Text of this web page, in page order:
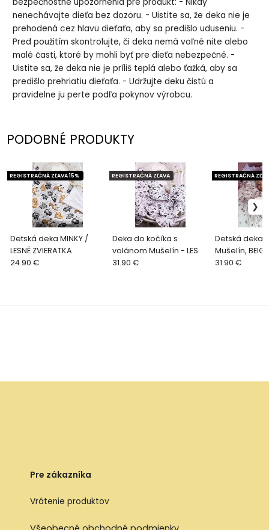
nenechávajte dieťa bez dozoru. - Uistite sa, že deka nie je
prehodená cez hlavu dieťaťa, aby sa predišlo uduseniu. -
Pred použitím skontrolujte, či deka nemá voľné nite alebo
malé časti, ktoré by mohli byť pre dieťa nebezpečné. -
Uistite sa, že deka nie je príliš teplá alebo ťažká, aby sa
predišlo prehriatiu dieťaťa. - Udržujte deku čistú a
pravidelne ju perte podľa pokynov výrobcu.
PODOBNÉ PRODUKTY
Detská deka MINKY /
LESNÉ ZVIERATKA
REGISTRAČNÁ ZĽAVA 15%
24.90 €
Deka do kočíka s
volánom Mušelín - LES
REGISTRAČNÁ ZĽAVA
31.90 €
Detská deka
Mušelín, BEIGE
REGISTRAČNÁ
31.90 €
Pre zákazníka
Vrátenie produktov